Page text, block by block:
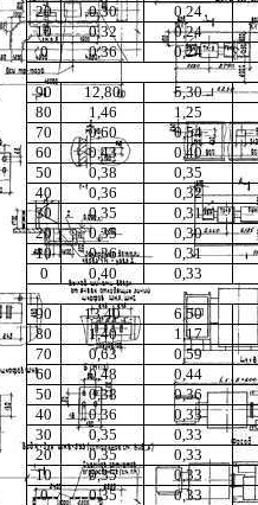
20
0,30
0,24
10
0,32
0,24
0
0,36 0,24
90 12,80
5,30
80
1,46
1,25
70
0,60
0,54
60
0,43
0,40
50
0,38
0,35
40
0,36
0,32
30
0,35
0,31
20
0,35
0,30
10
0,36
0,31
0
0,40 0,33
90 13,40
6,50
80
1,40
1,17
70
0,63
0,59
60
0,48
0,44
50
0,38
0,36
40
0,36
0,33
30
0,35
0,33
20
0,35
0,33
10
0,35
0,33
0
0,35 0,33